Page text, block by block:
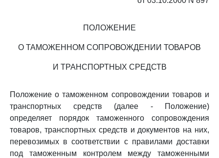
ПОЛОЖЕНИЕ
О ТАМОЖЕННОМ СОПРОВОЖДЕНИИ ТОВАРОВ
И ТРАНСПОРТНЫХ СРЕДСТВ
Положение о таможенном сопровождении товаров и
транспортных средств (далее - Положение)
определяет порядок таможенного сопровождения
товаров, транспортных средств и документов на них,
перевозимых в соответствии с правилами доставки
под таможенным контролем между таможенными